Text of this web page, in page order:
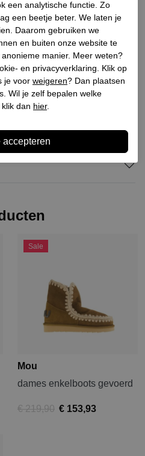
Synthetisch
Sale
Mou
dames enkelboots gevoerd
€ 219,90 € 153,93
een analytische functie. Zo
een beetje beter. We laten je
Daarom gebruiken we
en buiten onze website te
manier. Meer weten?
en privacyverklaring. Klik op
je voor weigeren? Dan plaatsen
Wil je zelf bepalen welke
dan hier.